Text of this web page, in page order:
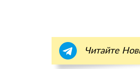
Читайте